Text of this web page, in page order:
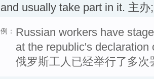
and usually take part in it. 主办
例： Russian workers have
at the republic's declaration
俄罗斯工人已经举行了多